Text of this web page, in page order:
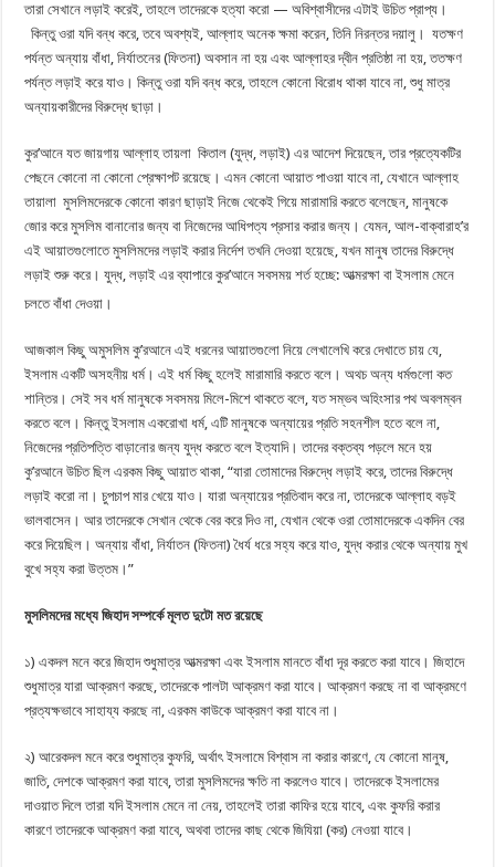
তারা সেখানে লড়াই করেই, তাহলে তাদেরকে হত্যা করো — অবিশ্বাসীদের এটাই উচিত প্রাপ্য।
কিন্তু ওরা যদি বন্ধ করে, তবে অবশ্যই, আল্লাহ অনেক ক্ষমা করেন, তিনি নিরন্তর দয়ালু। যতক্ষণ
পর্যন্ত অন্যায় বাঁধা, নির্যাতনের (ফিতনা) অবসান না হয় এবং আল্লাহর দ্বীন প্রতিষ্ঠা না হয়, ততক্ষণ
পর্যন্ত লড়াই করে যাও। কিন্তু ওরা যদি বন্ধ করে, তাহলে কোনো বিরোধ থাকা যাবে না, শুধু মাত্র
অন্যায়কারীদের বিরুদ্ধে ছাড়া।
কুর’আনে যত জায়গায় আল্লাহ তায়লা কিতাল (যুদ্ধ, লড়াই) এর আদেশ দিয়েছেন, তার প্রত্যেকটির
পেছনে কোনো না কোনো প্রেক্ষাপট রয়েছে। এমন কোনো আয়াত পাওয়া যাবে না, যেখানে আল্লাহ
তায়ালা মুসলিমদেরকে কোনো কারণ ছাড়াই নিজে থেকেই গিয়ে মারামারি করতে বলেছেন, মানুষকে
জোর করে মুসলিম বানানোর জন্য বা নিজেদের আধিপত্য প্রসার করার জন্য। যেমন, আল-বাক্বারাহ’র
এই আয়াতগুলোতে মুসলিমদের লড়াই করার নির্দেশ তখনি দেওয়া হয়েছে, যখন মানুষ তাদের বিরুদ্ধে
লড়াই শুরু করে। যুদ্ধ, লড়াই এর ব্যাপারে কুর’আনে সবসময় শর্ত হচ্ছে: আত্মরক্ষা বা ইসলাম মেনে
চলতে বাঁধা দেওয়া।
আজকাল কিছু অমুসলিম কু’রআনে এই ধরনের আয়াতগুলো নিয়ে লেখালেখি করে দেখাতে চায় যে,
ইসলাম একটি অসহনীয় ধর্ম। এই ধর্ম কিছু হলেই মারামারি করতে বলে। অথচ অন্য ধর্মগুলো কত
শান্তির। সেই সব ধর্ম মানুষকে সবসময় মিলে-মিশে থাকতে বলে, যত সম্ভব অহিংসার পথ অবলম্বন
করতে বলে। কিন্তু ইসলাম একরোখা ধর্ম, এটি মানুষকে অন্যায়ের প্রতি সহনশীল হতে বলে না,
নিজেদের প্রতিপত্তি বাড়ানোর জন্য যুদ্ধ করতে বলে ইত্যাদি। তাদের বক্তব্য পড়লে মনে হয়
কু’রআনে উচিত ছিল এরকম কিছু আয়াত থাকা, “যারা তোমাদের বিরুদ্ধে লড়াই করে, তাদের বিরুদ্ধে
লড়াই করো না। চুপচাপ মার খেয়ে যাও। যারা অন্যায়ের প্রতিবাদ করে না, তাদেরকে আল্লাহ বড়ই
ভালবাসেন। আর তাদেরকে সেখান থেকে বের করে দিও না, যেখান থেকে ওরা তোমাদেরকে একদিন বের
করে দিয়েছিল। অন্যায় বাঁধা, নির্যাতন (ফিতনা) ধৈর্য ধরে সহ্য করে যাও, যুদ্ধ করার থেকে অন্যায় মুখ
বুখে সহ্য করা উত্তম।”
মুসলিমদের মধ্যে জিহাদ সম্পর্কে মূলত দুটো মত রয়েছে
১) একদল মনে করে জিহাদ শুধুমাত্র আত্মরক্ষা এবং ইসলাম মানতে বাঁধা দূর করতে করা যাবে। জিহাদে
শুধুমাত্র যারা আক্রমণ করছে, তাদেরকে পালটা আক্রমণ করা যাবে। আক্রমণ করছে না বা আক্রমণে
প্রত্যক্ষভাবে সাহায্য করছে না, এরকম কাউকে আক্রমণ করা যাবে না।
২) আরেকদল মনে করে শুধুমাত্র কুফরি, অর্থাৎ ইসলামে বিশ্বাস না করার কারণে, যে কোনো মানুষ,
জাতি, দেশকে আক্রমণ করা যাবে, তারা মুসলিমদের ক্ষতি না করলেও যাবে। তাদেরকে ইসলামের
দাওয়াত দিলে তারা যদি ইসলাম মেনে না নেয়, তাহলেই তারা কাফির হয়ে যাবে, এবং কুফরি করার
কারণে তাদেরকে আক্রমণ করা যাবে, অথবা তাদের কাছ থেকে জিযিয়া (কর) নেওয়া যাবে।